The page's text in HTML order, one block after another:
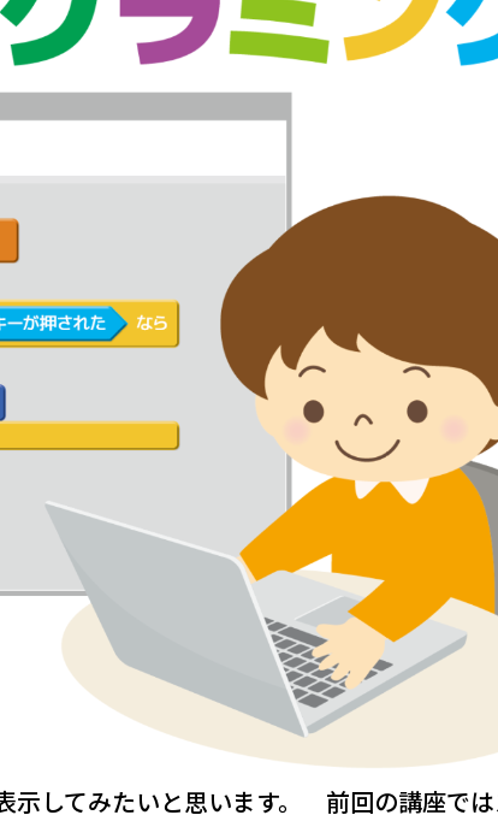
示してみたいと思います。 前回の講座で